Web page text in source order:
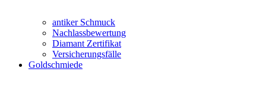
antiker Schmuck
Nachlassbewertung
Diamant Zertifikat
Versicherungsfälle
Goldschmiede